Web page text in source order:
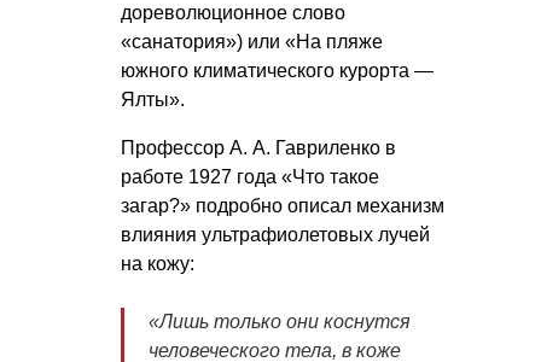
дореволюционное слово
«санатория») или «На пляже
южного климатического курорта —
Ялты».
Профессор А. А. Гавриленко в
работе 1927 года «Что такое
загар?» подробно описал механизм
влияния ультрафиолетовых лучей
на кожу:
«Лишь только они коснутся
человеческого тела, в коже